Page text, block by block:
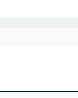
用目的を明確にし、